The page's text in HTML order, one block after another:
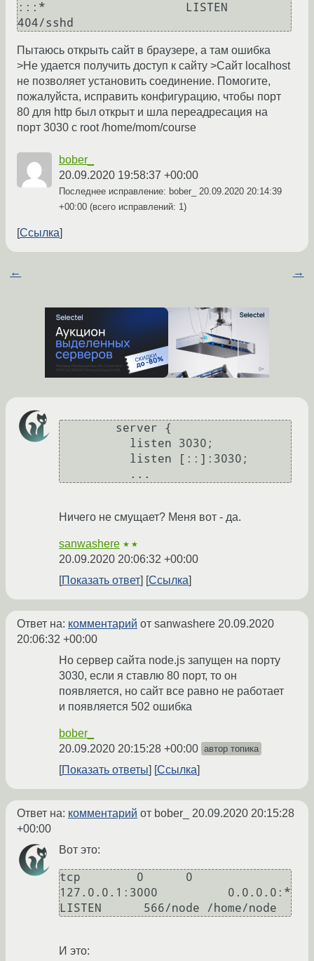
:::*                    LISTEN
404/sshd
Пытаюсь открыть сайт в браузере, а там ошибка
>Не удается получить доступ к сайту >Сайт localhost
не позволяет установить соединение. Помогите,
пожалуйста, исправить конфигурацию, чтобы порт
80 для http был открыт и шла переадресация на
порт 3030 с root /home/mom/course
bober_
20.09.2020 19:58:37 +00:00
Последнее исправление: bober_ 20.09.2020 20:14:39
+00:00 (всего исправлений: 1)
Ссылка
← →
Ничего не смущает? Меня вот - да.
sanwashere ★★
20.09.2020 20:06:32 +00:00
Показать ответ
Ссылка
Ответ на: комментарий от sanwashere 20.09.2020
20:06:32 +00:00
Но сервер сайта node.js запущен на порту
3030, если я ставлю 80 порт, то он
появляется, но сайт все равно не работает
и появляется 502 ошибка
bober_
20.09.2020 20:15:28 +00:00 автор топика
Показать ответы Ссылка
Ответ на: комментарий от bober_ 20.09.2020 20:15:28
+00:00
Вот это:
tcp        0      0
127.0.0.1:3000          0.0.0.0:*
LISTEN      566/node /home/node
И это: